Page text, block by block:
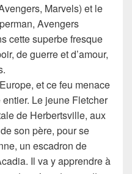
Marvels) et le
Avengers
cette superbe fresque
de guerre et d’amour,
et ce feu menace
Le jeune Fletcher
de Herbertsville, aux
son père, pour se
un escadron de
Il va y apprendre à